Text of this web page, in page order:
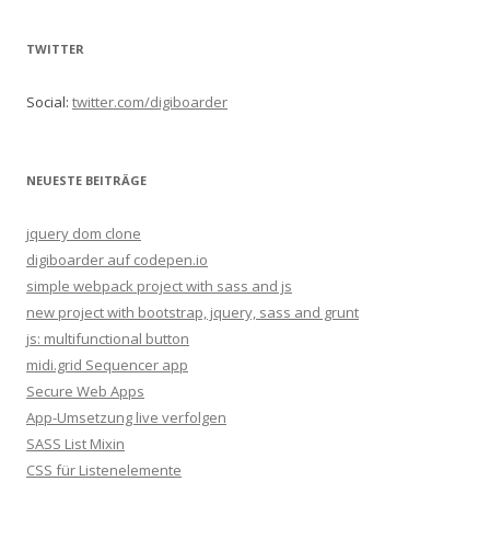
h
n
c
:
TWITTER
Social: twitter.com/digiboarder
NEUESTE BEITRÄGE
jquery dom clone
digiboarder auf codepen.io
simple webpack project with sass and js
new project with bootstrap, jquery, sass and grunt
js: multifunctional button
midi.grid Sequencer app
Secure Web Apps
App-Umsetzung live verfolgen
SASS List Mixin
CSS für Listenelemente